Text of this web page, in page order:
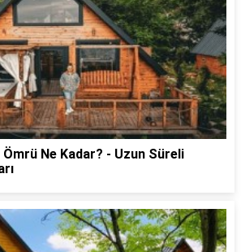
Ne Kadar? - Uzun Süreli